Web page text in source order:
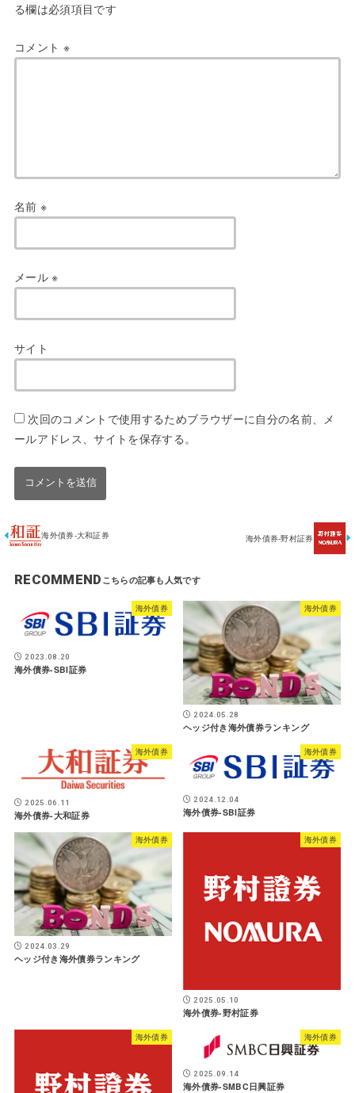
る欄は必須項目です
コメント ※
名前 ※
メール※
サイト
次回のコメントで使用するためブラウザーに自分の名前、メ
ールアドレス、サイトを保存する。
海外債券-大和証券 海外債券-野村証券
RECOMMEND
海外債券
2023.08.20
海外債券-SBI証券
海外債券
2024.05.28
ヘッジ付き海外債券ランキング
海外債券
2025.06.11
海外債券-大和証券
海外債券
2024.12.04
海外債券-SBI証券
海外債券
2024.03.29
ヘッジ付き海外債券ランキング
海外債券
2025.05.10
海外債券-野村証券
海外債券 海外債券
2025.09.14
海外債券-SMBC日興証券